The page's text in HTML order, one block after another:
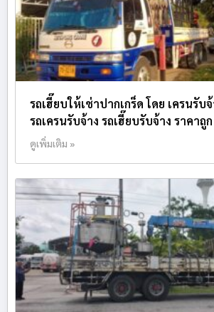
รถเฮี๊ยบให้เช่าปากเกร็ด โดย เครนรับ
รถเครนรับจ้าง รถเฮี๊ยบรับจ้าง ราคาถูก
ดูเพิ่มเติม »